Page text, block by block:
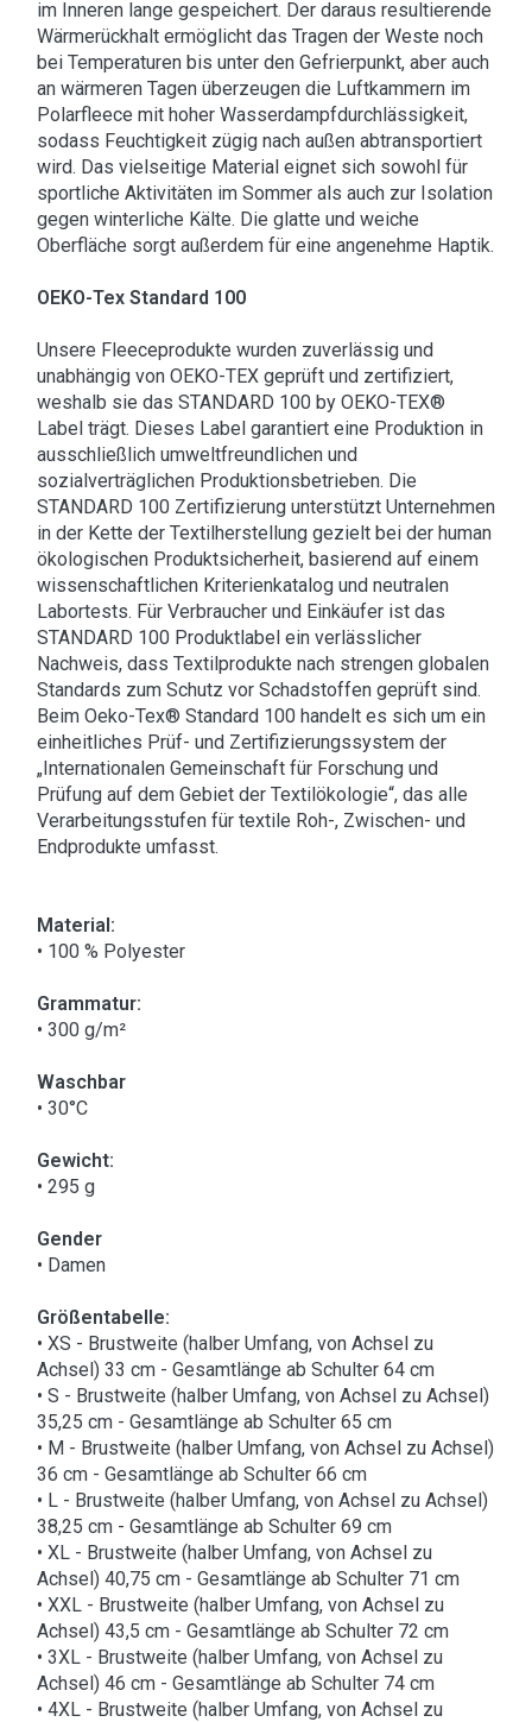
im Inneren lange gespeichert. Der daraus resultierende
Wärmerückhalt ermöglicht das Tragen der Weste noch
bei Temperaturen bis unter den Gefrierpunkt, aber auch
an wärmeren Tagen überzeugen die Luftkammern im
Polarfleece mit hoher Wasserdampfdurchlässigkeit,
sodass Feuchtigkeit zügig nach außen abtransportiert
wird. Das vielseitige Material eignet sich sowohl für
sportliche Aktivitäten im Sommer als auch zur Isolation
gegen winterliche Kälte. Die glatte und weiche
Oberfläche sorgt außerdem für eine angenehme Haptik.
OEKO-Tex Standard 100
Unsere Fleeceprodukte wurden zuverlässig und
unabhängig von OEKO-TEX geprüft und zertifiziert,
weshalb sie das STANDARD 100 by OEKO-TEX®
Label trägt. Dieses Label garantiert eine Produktion in
ausschließlich umweltfreundlichen und
sozialverträglichen Produktionsbetrieben. Die
STANDARD 100 Zertifizierung unterstützt Unternehmen
in der Kette der Textilherstellung gezielt bei der human
ökologischen Produktsicherheit, basierend auf einem
wissenschaftlichen Kriterienkatalog und neutralen
Labortests. Für Verbraucher und Einkäufer ist das
STANDARD 100 Produktlabel ein verlässlicher
Nachweis, dass Textilprodukte nach strengen globalen
Standards zum Schutz vor Schadstoffen geprüft sind.
Beim Oeko-Tex® Standard 100 handelt es sich um ein
einheitliches Prüf- und Zertifizierungssystem der
„Internationalen Gemeinschaft für Forschung und
Prüfung auf dem Gebiet der Textilökologie“, das alle
Verarbeitungsstufen für textile Roh-, Zwischen- und
Endprodukte umfasst.
Material:
• 100 % Polyester
Grammatur:
• 300 g/m²
Waschbar
• 30°C
Gewicht:
• 295 g
Gender
• Damen
Größentabelle:
• XS - Brustweite (halber Umfang, von Achsel zu
Achsel) 33 cm - Gesamtlänge ab Schulter 64 cm
• S - Brustweite (halber Umfang, von Achsel zu Achsel)
35,25 cm - Gesamtlänge ab Schulter 65 cm
• M - Brustweite (halber Umfang, von Achsel zu Achsel)
36 cm - Gesamtlänge ab Schulter 66 cm
• L - Brustweite (halber Umfang, von Achsel zu Achsel)
38,25 cm - Gesamtlänge ab Schulter 69 cm
• XL - Brustweite (halber Umfang, von Achsel zu
Achsel) 40,75 cm - Gesamtlänge ab Schulter 71 cm
• XXL - Brustweite (halber Umfang, von Achsel zu
Achsel) 43,5 cm - Gesamtlänge ab Schulter 72 cm
• 3XL - Brustweite (halber Umfang, von Achsel zu
Achsel) 46 cm - Gesamtlänge ab Schulter 74 cm
• 4XL - Brustweite (halber Umfang, von Achsel zu